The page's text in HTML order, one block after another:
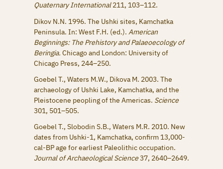
Quaternary International211, 103–112.
Dikov N.N. 1996. The Ushki sites, Kamchatka
Peninsula. In: West F.H. (ed.). American
Beginnings: The Prehistory and Palaeoecology of
Beringia. Chicago and London: University of
Chicago Press, 244–250.
Goebel T., Waters M.W., Dikova M. 2003. The
archaeology of Ushki Lake, Kamchatka, and the
Pleistocene peopling of the Americas. Science
301, 501–505.
Goebel T., Slobodin S.B., Waters M.R. 2010. New
dates from Ushki-1, Kamchatka, confirm 13,000-
cal-BP age for earliest Paleolithic occupation.
Journal of Archaeological Science37, 2640–2649.